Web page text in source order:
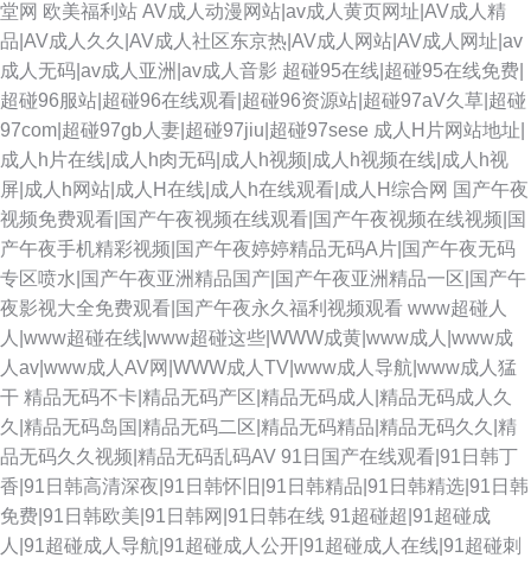
堂网 欧美福利站 AV成人动漫网站|av成人黄页网址|AV成人精
品|AV成人久久|AV成人社区东京热|AV成人网站|AV成人网址|av
成人无码|av成人亚洲|av成人音影 超碰95在线|超碰95在线免费|
超碰96服站|超碰96在线观看|超碰96资源站|超碰97aV久草|超碰
97com|超碰97gb人妻|超碰97jiu|超碰97sese 成人H片网站地址|
成人h片在线|成人h肉无码|成人h视频|成人h视频在线|成人h视
屏|成人h网站|成人H在线|成人h在线观看|成人H综合网 国产午夜
视频免费观看|国产午夜视频在线观看|国产午夜视频在线视频|国
产午夜手机精彩视频|国产午夜婷婷精品无码A片|国产午夜无码
专区喷水|国产午夜亚洲精品国产|国产午夜亚洲精品一区|国产午
夜影视大全免费观看|国产午夜永久福利视频观看 www超碰人
人|www超碰在线|www超碰这些|WWW成黄|www成人|www成
人av|www成人AV网|WWW成人TV|www成人导航|www成人猛
干 精品无码不卡|精品无码产区|精品无码成人|精品无码成人久
久|精品无码岛国|精品无码二区|精品无码精品|精品无码久久|精
品无码久久视频|精品无码乱码AV 91日国产在线观看|91日韩丁
香|91日韩高清深夜|91日韩怀旧|91日韩精品|91日韩精选|91日韩
免费|91日韩欧美|91日韩网|91日韩在线 91超碰超|91超碰成
人|91超碰成人导航|91超碰成人公开|91超碰成人在线|91超碰刺